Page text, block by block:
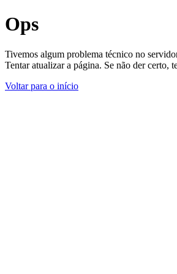
Ops
Tivemos algum problema técnico no
Tentar atualizar a página. Se não der certo,
Voltar para o início